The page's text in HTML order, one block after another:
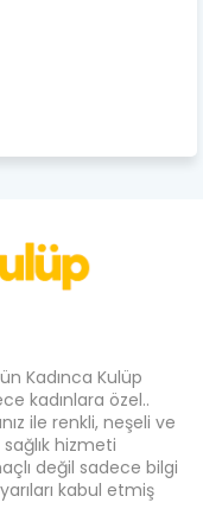
Kadınca Kulüp
kadınlara özel..
ile renkli, neşeli ve
hizmeti
değil sadece bilgi
kabul etmiş